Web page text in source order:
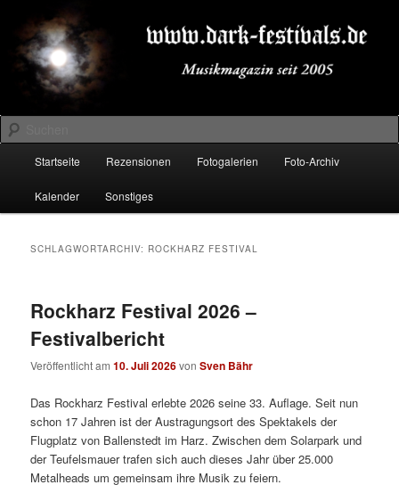
primären
Inhalt
springen
sekundären
Inhalt
springenDARK-FESTIVALS.DE
Suchen
Startseite Rezensionen Fotogalerien Foto-Archiv
Kalender Sonstiges
SCHLAGWORTARCHIV: ROCKHARZ FESTIVAL
Rockharz Festival 2026 –
Festivalbericht
Veröffentlicht am10. Juli 2026vonSven Bähr
Das Rockharz Festival erlebte 2026 seine 33. Auflage. Seit nun
schon 17 Jahren ist der Austragungsort des Spektakels der
Flugplatz von Ballenstedt im Harz. Zwischen dem Solarpark und
der Teufelsmauer trafen sich auch dieses Jahr über 25.000
Metalheads um gemeinsam ihre Musik zu feiern.